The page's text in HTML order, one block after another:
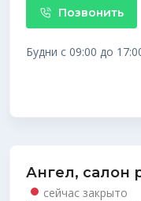
Позвонить
Будни с 09:00 до
Ангел, салон
сейчас закрыто